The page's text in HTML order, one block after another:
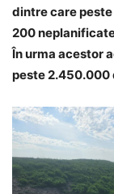
dintre care
200
În urma acestor
peste 2.450.000